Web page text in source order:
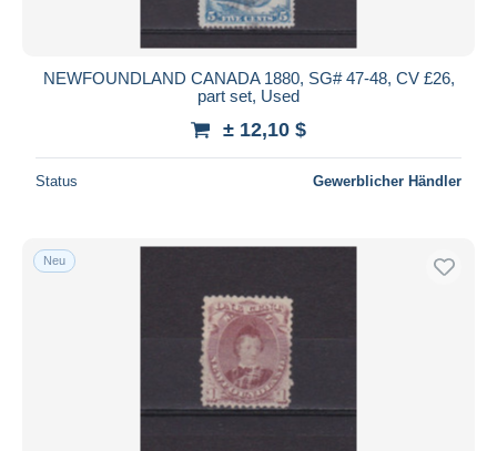
NEWFOUNDLAND CANADA 1880, SG# 47-48, CV £26,
part set, Used
± 12,10 $
Status Gewerblicher Händler
Neu